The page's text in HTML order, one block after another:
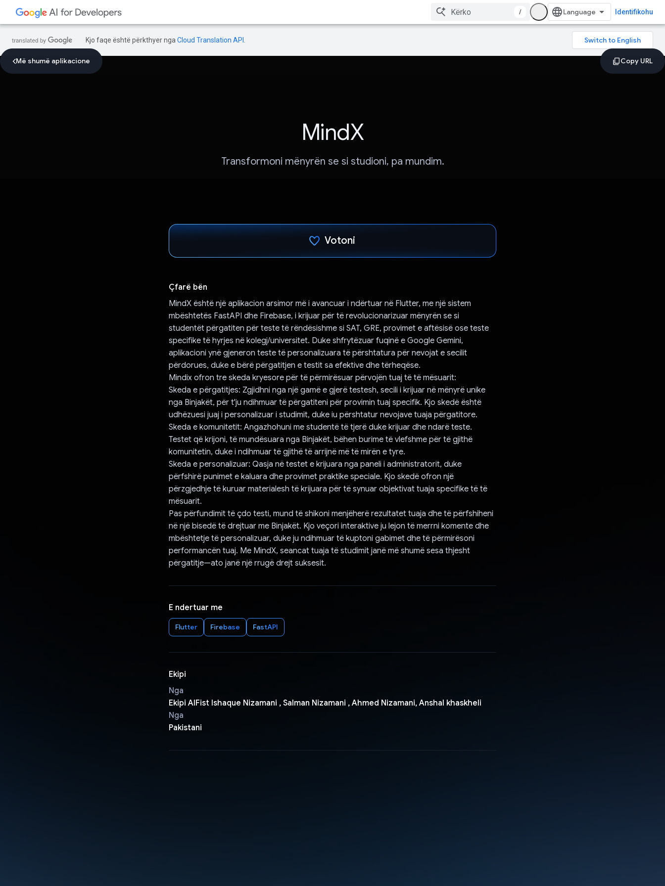
/ Identifikohu
Kjo faqe është përkthyer nga Cloud Translation API
Më shumë aplikacione
MindX
Transformoni mënyrën se si studioni, pa mundim.
Votoni
Çfarë bën
MindX është një aplikacion arsimor më i avancuar i ndërtuar në Flutter, me një sistem
mbështetës FastAPI dhe Firebase, i krijuar për të revolucionarizuar mënyrën se si
studentët përgatiten për teste të rëndësishme si SAT, GRE, provimet e aftësisë ose teste
specifike të hyrjes në kolegj/universitet. Duke shfrytëzuar fuqinë e Google Gemini,
aplikacioni ynë gjeneron teste të personalizuara të përshtatura për nevojat e secilit
përdorues, duke e bërë përgatitjen e testit sa efektive dhe tërheqëse.
Mindix ofron tre skeda kryesore për të përmirësuar përvojën tuaj të të mësuarit:
Skeda e përgatitjes: Zgjidhni nga një gamë e gjerë testesh, secili i krijuar në mënyrë unike
nga Binjakët, për t'ju ndihmuar të përgatiteni për provimin tuaj specifik. Kjo skedë është
udhëzuesi juaj i personalizuar i studimit, duke iu përshtatur nevojave tuaja përgatitore.
Skeda e komunitetit: Angazhohuni me studentë të tjerë duke krijuar dhe ndarë teste.
Testet që krijoni, të mundësuara nga Binjakët, bëhen burime të vlefshme për të gjithë
komunitetin, duke i ndihmuar të gjithë të arrijnë më të mirën e tyre.
Skeda e personalizuar: Qasja në testet e krijuara nga paneli i administratorit, duke
përfshirë punimet e kaluara dhe provimet praktike speciale. Kjo skedë ofron një
përzgjedhje të kuruar materialesh të krijuara për të synuar objektivat tuaja specifike të të
mësuarit.
Pas përfundimit të çdo testi, mund të shikoni menjëherë rezultatet tuaja dhe të përfshiheni
në një bisedë të drejtuar me Binjakët. Kjo veçori interaktive ju lejon të merrni komente dhe
mbështetje të personalizuar, duke ju ndihmuar të kuptoni gabimet dhe të përmirësoni
performancën tuaj. Me MindX, seancat tuaja të studimit janë më shumë sesa thjesht
përgatitje—ato janë një rrugë drejt suksesit.
E ndertuar me
Flutter Firebase FastAPI
Ekipi
Nga
Ekipi AIFist Ishaque Nizamani , Salman Nizamani , Ahmed Nizamani, Anshal khaskheli
Nga
Pakistani